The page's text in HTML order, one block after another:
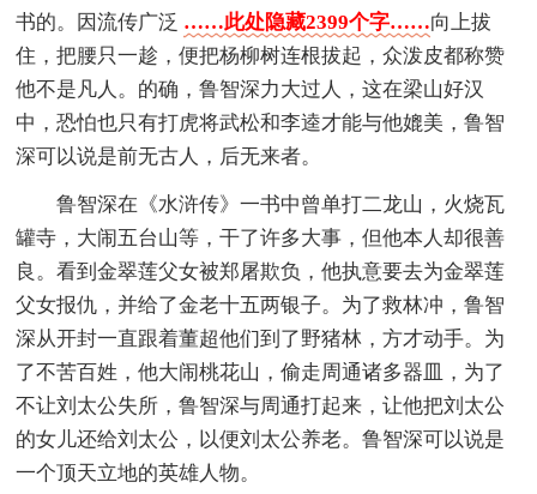
书的。因流传广泛 ……此处隐藏2399个字……向上拔
住，把腰只一趁，便把杨柳树连根拔起，众泼皮都称赞
他不是凡人。的确，鲁智深力大过人，这在梁山好汉
中，恐怕也只有打虎将武松和李逵才能与他媲美，鲁智
深可以说是前无古人，后无来者。
鲁智深在《水浒传》一书中曾单打二龙山，火烧瓦
罐寺，大闹五台山等，干了许多大事，但他本人却很善
良。看到金翠莲父女被郑屠欺负，他执意要去为金翠莲
父女报仇，并给了金老十五两银子。为了救林冲，鲁智
深从开封一直跟着董超他们到了野猪林，方才动手。为
了不苦百姓，他大闹桃花山，偷走周通诸多器皿，为了
不让刘太公失所，鲁智深与周通打起来，让他把刘太公
的女儿还给刘太公，以便刘太公养老。鲁智深可以说是
一个顶天立地的英雄人物。